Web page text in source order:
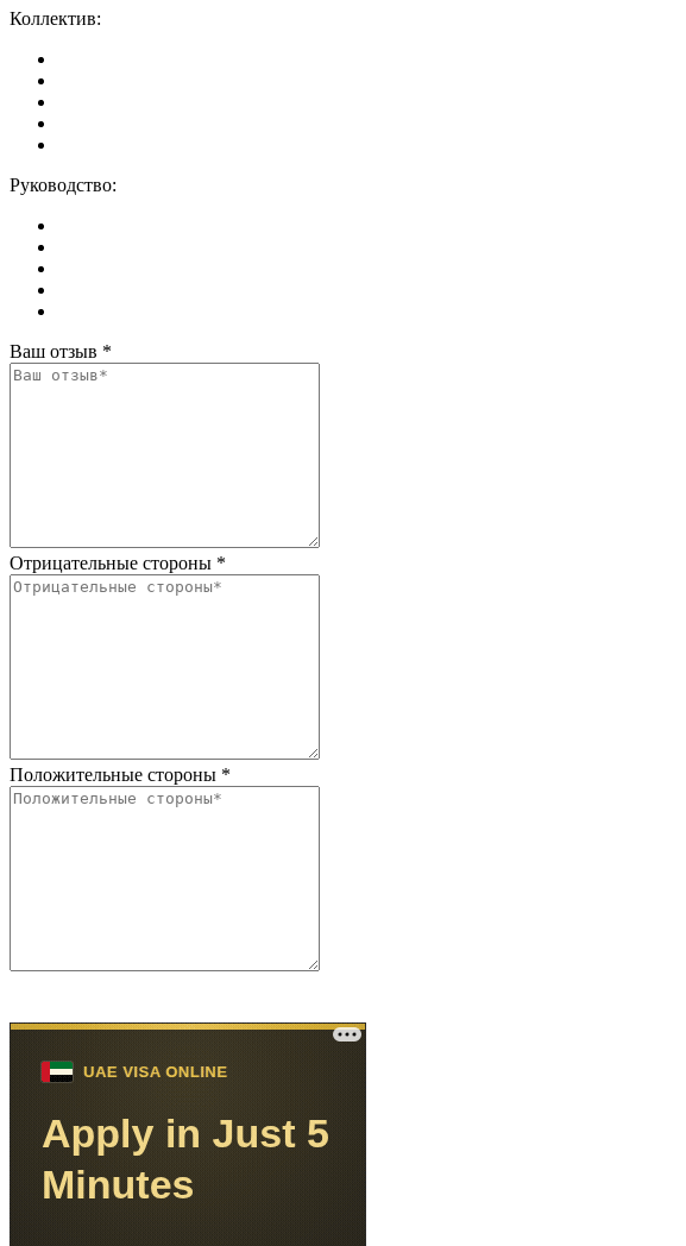
Коллектив:
Руководство:
Ваш отзыв *
Отрицательные стороны *
Положительные стороны *